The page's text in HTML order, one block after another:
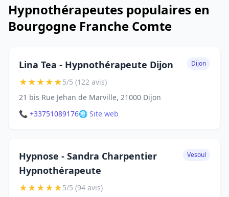
Hypnothérapeutes populaires en
Bourgogne Franche Comte
Lina Tea - Hypnothérapeute Dijon Dijon
★★★★★5/5 (122 avis)
21 bis Rue Jehan de Marville, 21000 Dijon
📞 +33751089176🌐 Site web
Hypnose - Sandra Charpentier
Hypnothérapeute
Vesoul
★★★★★5/5 (94 avis)